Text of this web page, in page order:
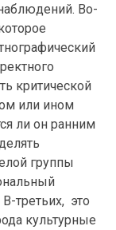
Во-
критической
или ином
ли он ранним
группы
третьих, это
культурные